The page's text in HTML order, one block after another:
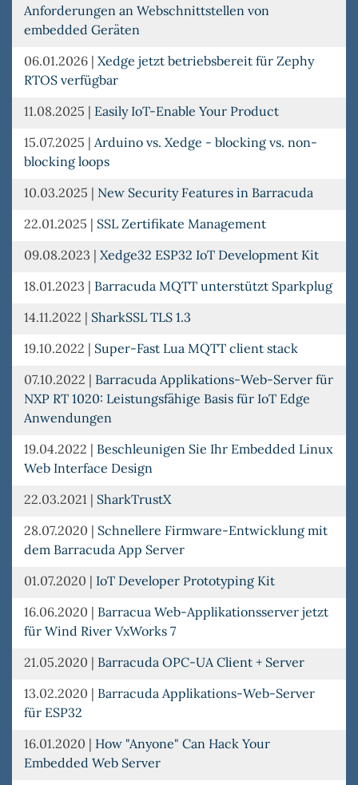
Anforderungen an Webschnittstellen von
embedded Geräten
06.01.2026 | Xedge jetzt betriebsbereit für Zephy
RTOS verfügbar
11.08.2025 | Easily IoT-Enable Your Product
15.07.2025 | Arduino vs. Xedge - blocking vs. non-
blocking loops
10.03.2025 | New Security Features in Barracuda
22.01.2025 | SSL Zertifikate Management
09.08.2023 | Xedge32 ESP32 IoT Development Kit
18.01.2023 | Barracuda MQTT unterstützt Sparkplug
14.11.2022 | SharkSSL TLS 1.3
19.10.2022 | Super-Fast Lua MQTT client stack
07.10.2022 | Barracuda Applikations-Web-Server für
NXP RT 1020: Leistungsfähige Basis für IoT Edge
Anwendungen
19.04.2022 | Beschleunigen Sie Ihr Embedded Linux
Web Interface Design
22.03.2021 | SharkTrustX
28.07.2020 | Schnellere Firmware-Entwicklung mit
dem Barracuda App Server
01.07.2020 | IoT Developer Prototyping Kit
16.06.2020 | Barracua Web-Applikationsserver jetzt
für Wind River VxWorks 7
21.05.2020 | Barracuda OPC-UA Client + Server
13.02.2020 | Barracuda Applikations-Web-Server
für ESP32
16.01.2020 | How "Anyone" Can Hack Your
Embedded Web Server